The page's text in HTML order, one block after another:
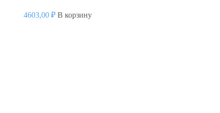
4603,00 ₽ В корзину